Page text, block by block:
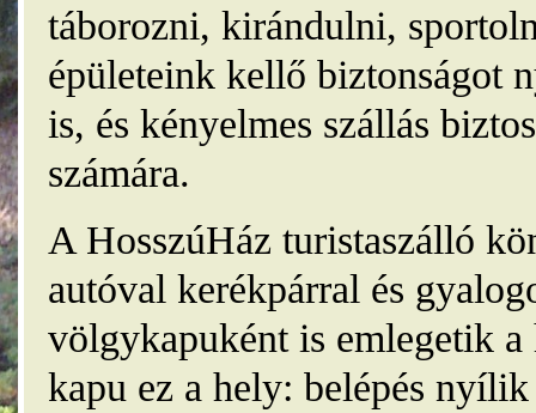
táborozni, kirándulni,
épületeink kellő biztonságot
is, és kényelmes szállás
számára.
A HosszúHáz turistaszálló
autóval kerékpárral és
völgykapuként is emlegetik
kapu ez a hely: belépés